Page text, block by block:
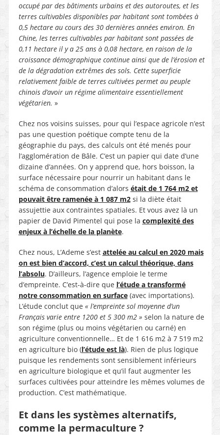
occupé par des bâtiments urbains et des autoroutes, et les
terres cultivables disponibles par habitant sont tombées à
0,5 hectare au cours des 30 dernières années environ. En
Chine, les terres cultivables par habitant sont passées de
0,11 hectare il y a 25 ans à 0,08 hectare, en raison de la
croissance démographique continue ainsi que de l’érosion et
de la dégradation extrêmes des sols. Cette superficie
relativement faible de terres cultivées permet au peuple
chinois d’avoir un régime alimentaire essentiellement
végétarien. »
Chez nos voisins suisses, pour qui l’espace agricole n’est
pas une question poétique compte tenu de la
géographie du pays, des calculs ont été menés pour
l’agglomération de Bâle. C’est un papier qui date d’une
dizaine d’années. On y apprend que, hors boisson, la
surface nécessaire pour nourrir un habitant dans le
schéma de consommation d’alors était de 1 764 m2 et
pouvait être ramenée à 1 087 m2si la diète était
assujettie aux contraintes spatiales. Et vous avez là un
papier de David Pimentel qui pose la complexité des
enjeux à l’échelle de la planète.
Chez nous, L’Ademe s’est attelée au calcul en 2020 mais
on est bien d’accord, c’est un calcul théorique, dans
l’absolu. D’ailleurs, l’agence emploie le terme
d’empreinte. C’est-à-dire que l’étude a transformé
notre consommation en surface(avec importations).
L’étude conclut que « l’empreinte sol moyenne d’un
Français varie entre 1200 et 5 300 m2 » selon la nature de
son régime (plus ou moins végétarien ou carné) en
agriculture conventionnelle… Et de 1 616 m2 à 7 519 m2
en agriculture bio (l’étude est là). Rien de plus logique
puisque les rendements sont sensiblement inférieurs
en agriculture biologique et qu’il faut augmenter les
surfaces cultivées pour atteindre les mêmes volumes de
production. C’est mathématique.
Et dans les systèmes alternatifs,
comme la permaculture ?